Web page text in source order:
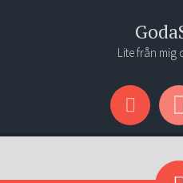
Lite från mig
Menu
Widgets
Search